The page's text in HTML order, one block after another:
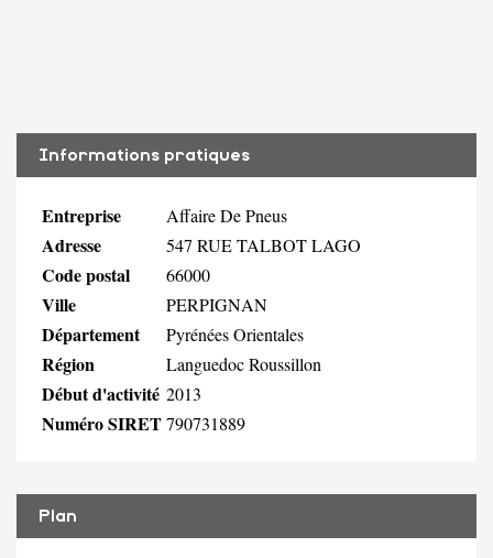
Informations pratiques
Entreprise Affaire De Pneus
Adresse 547 RUE TALBOT LAGO
Code postal 66000
Ville PERPIGNAN
Département Pyrénées Orientales
Région Languedoc Roussillon
Début d'activité 2013
Numéro SIRET790731889
Plan